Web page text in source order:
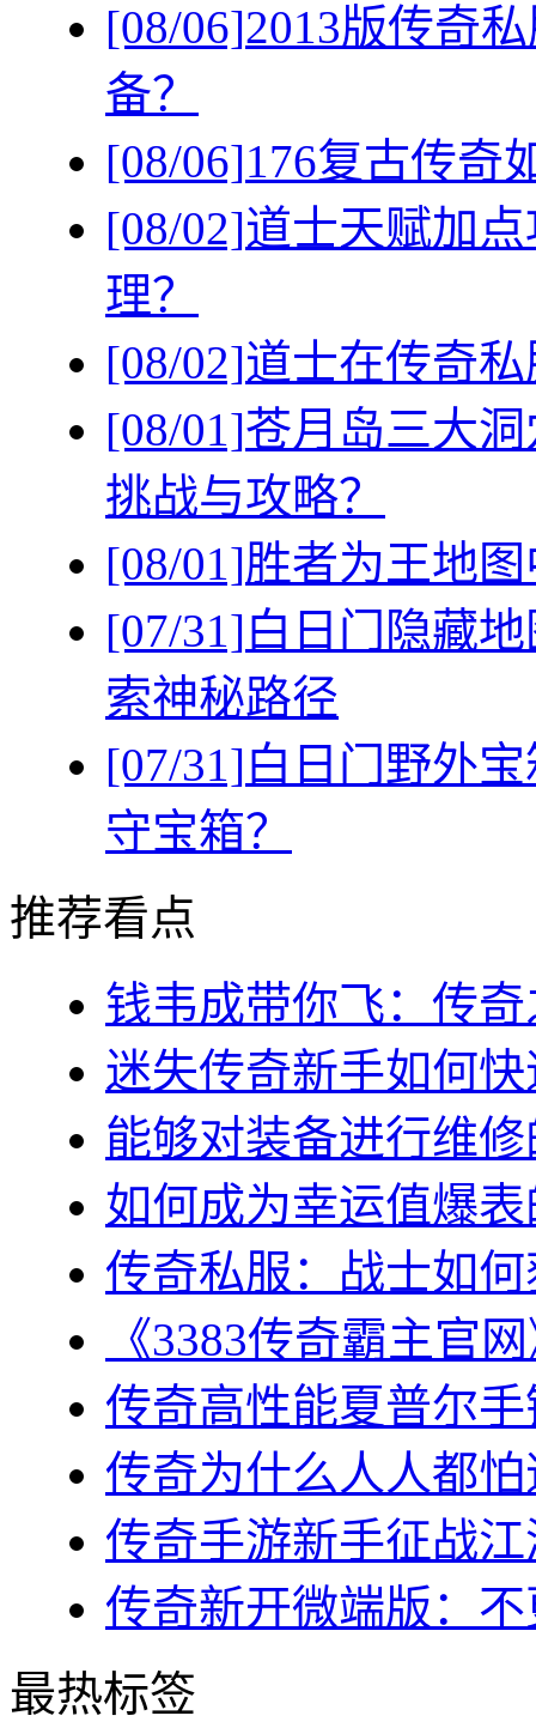
[08/06]2013版传奇
备？
[08/06]176复古传奇
[08/02]道士天赋加
理？
[08/02]道士在传奇
[08/01]苍月岛三大
挑战与攻略？
[08/01]胜者为王地
[07/31]白日门隐藏
索神秘路径
[07/31]白日门野外
守宝箱？
推荐看点
钱韦成带你飞：传
迷失传奇新手如何
能够对装备进行维
如何成为幸运值爆
传奇私服：战士如
《3383传奇霸主官
传奇高性能夏普尔
传奇为什么人人都
传奇手游新手征战
传奇新开微端版：
最热标签